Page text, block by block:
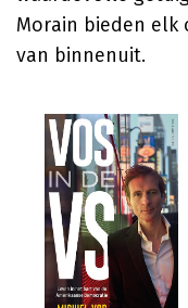
Morain bieden elk
van binnenuit.